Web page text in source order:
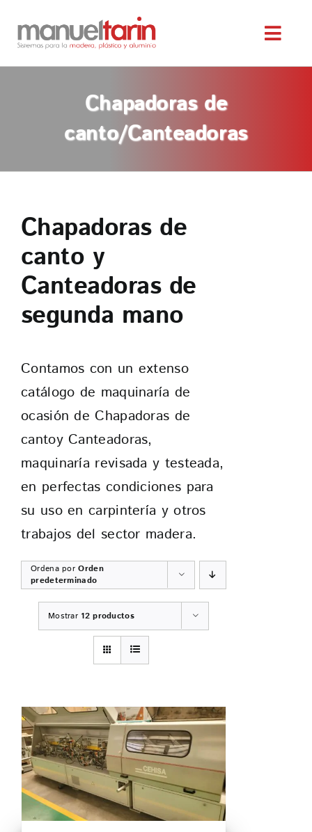
NOSOTROS
SERVICIOS
MAQUINARIA OCASIÓN
SERVICIO TÉCNICO
TIENDA
Chapadoras de
canto/Canteadoras
Chapadoras de
canto y
Canteadoras de
segunda mano
Contamos con un extenso
catálogo de maquinaría de
ocasión de Chapadoras de
cantoy Canteadoras,
maquinaría revisada y testeada,
en perfectas condiciones para
su uso en carpintería y otros
trabajos del sector madera.
Ordena porOrden
predeterminado
Mostrar 12 productos